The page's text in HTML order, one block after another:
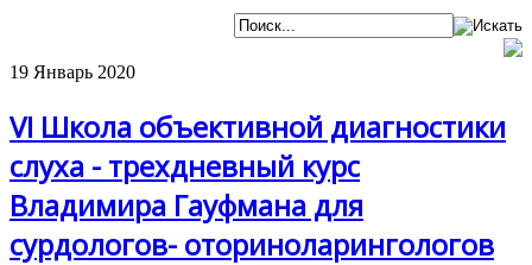
19 Январь 2020
VI Школа объективной диагностики
слуха - трехдневный курс
Владимира Гауфмана для
сурдологов- оториноларингологов